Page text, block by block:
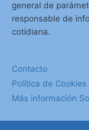
general de
responsable de
cotidiana.
Contacto
Política de Cookies
Más información